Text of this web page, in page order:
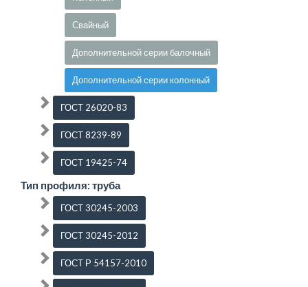
Свайный
Дополнительной серии балочный
Дополнительной серии колонный
ГОСТ 26020-83
ГОСТ 8239-89
ГОСТ 19425-74
Тип профиля: труба
ГОСТ 30245-2003
ГОСТ 30245-2012
ГОСТ Р 54157-2010